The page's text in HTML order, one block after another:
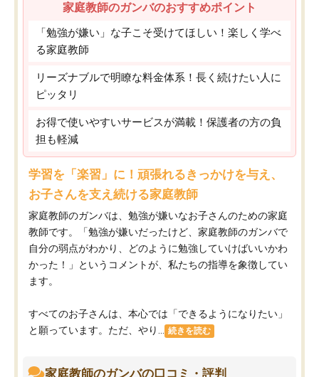
家庭教師のガンバのおすすめポイント
「勉強が嫌い」な子こそ受けてほしい！楽しく学べ
る家庭教師
リーズナブルで明瞭な料金体系！長く続けたい人に
ピッタリ
お得で使いやすいサービスが満載！保護者の方の負
担も軽減
学習を「楽習」に！頑張れるきっかけを与え、
お子さんを支え続ける家庭教師
家庭教師のガンバは、勉強が嫌いなお子さんのための家庭
教師です。「勉強が嫌いだったけど、家庭教師のガンバで
自分の弱点がわかり、どのように勉強していけばいいかわ
かった！」というコメントが、私たちの指導を象徴してい
ます。
すべてのお子さんは、本心では「できるようになりたい」
と願っています。ただ、やり...
続きを読む
家庭教師のガンバの口コミ・評判